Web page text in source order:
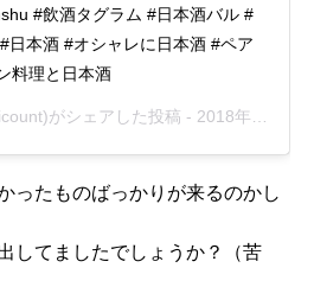
#飲酒タグラム #日本酒バル #
日本酒 #オシャレに日本酒 #ペア
料理と日本酒
がシェアした投稿 - 2018年10月月15日午前4時20分PDT
ったものばっかりが来るのかし
してましたでしょうか？（苦